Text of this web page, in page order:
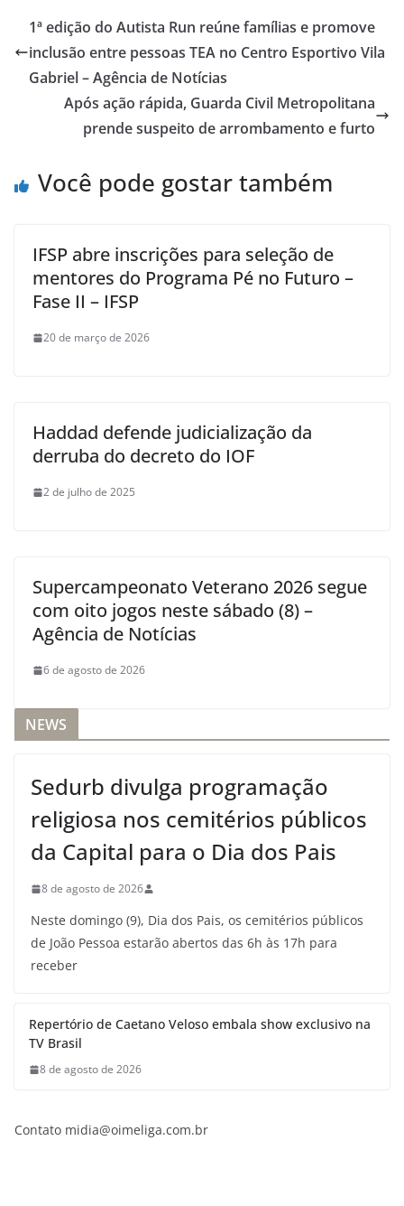
1ª edição do Autista Run reúne famílias e promove
inclusão entre pessoas TEA no Centro Esportivo Vila
Gabriel – Agência de Notícias
Após ação rápida, Guarda Civil Metropolitana
prende suspeito de arrombamento e furto
Você pode gostar também
IFSP abre inscrições para seleção de
mentores do Programa Pé no Futuro –
Fase II – IFSP
20 de março de 2026
Haddad defende judicialização da
derruba do decreto do IOF
2 de julho de 2025
Supercampeonato Veterano 2026 segue
com oito jogos neste sábado (8) –
Agência de Notícias
6 de agosto de 2026
NEWS
Sedurb divulga programação
religiosa nos cemitérios públicos
da Capital para o Dia dos Pais
8 de agosto de 2026
Neste domingo (9), Dia dos Pais, os cemitérios públicos
de João Pessoa estarão abertos das 6h às 17h para
receber
Repertório de Caetano Veloso embala show exclusivo na
TV Brasil
8 de agosto de 2026
Contato midia@oimeliga.com.br